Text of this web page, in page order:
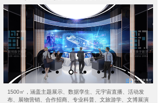
1500㎡，涵盖主题展示、数据孪生、元宇宙直播、活动发
布、展物营销、合作招商、专业科普、文旅游学、文博展演